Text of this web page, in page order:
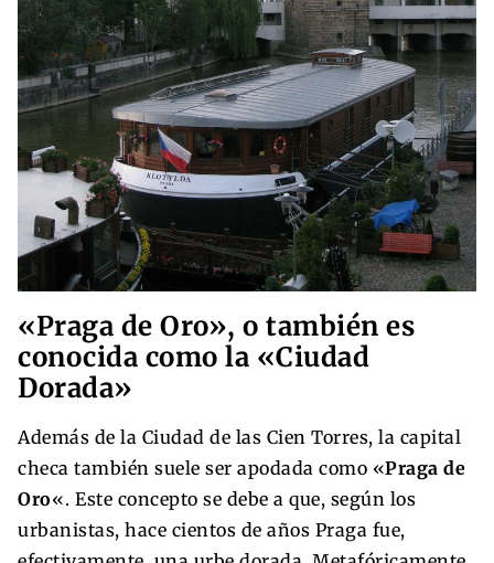
«Praga de Oro», o también es
conocida como la «Ciudad
Dorada»
Además de la Ciudad de las Cien Torres, la capital
checa también suele ser apodada como «Praga de
Oro«. Este concepto se debe a que, según los
urbanistas, hace cientos de años Praga fue,